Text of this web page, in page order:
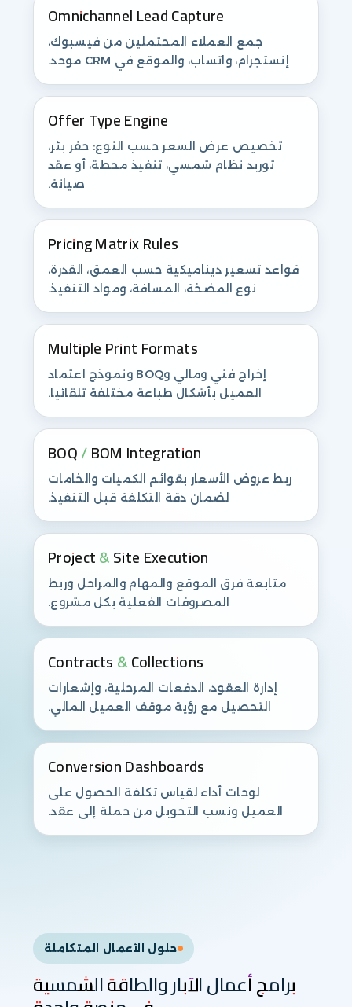
Omnichannel Lead Capture
جمع العملاء المحتملين من فيسبوك،
إنستجرام، واتساب، والموقع في CRM موحد.
Offer Type Engine
تخصيص عرض السعر حسب النوع: حفر بئر،
توريد نظام شمسي، تنفيذ محطة، أو عقد
صيانة.
Pricing Matrix Rules
قواعد تسعير ديناميكية حسب العمق، القدرة،
نوع المضخة، المسافة، ومواد التنفيذ.
Multiple Print Formats
إخراج فني ومالي وBOQ ونموذج اعتماد
العميل بأشكال طباعة مختلفة تلقائيا.
BOQ / BOM Integration
ربط عروض الأسعار بقوائم الكميات والخامات
لضمان دقة التكلفة قبل التنفيذ.
Project & Site Execution
متابعة فرق الموقع والمهام والمراحل وربط
المصروفات الفعلية بكل مشروع.
Contracts & Collections
إدارة العقود، الدفعات المرحلية، وإشعارات
التحصيل مع رؤية موقف العميل المالي.
Conversion Dashboards
لوحات أداء لقياس تكلفة الحصول على
العميل ونسب التحويل من حملة إلى عقد.
حلول الأعمال المتكاملة
برامج أعمال الآبار والطاقة الشمسية